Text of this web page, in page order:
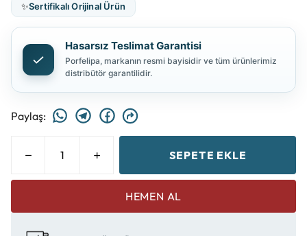
✨Sertifikalı Orijinal Ürün
Hasarsız Teslimat Garantisi
Porfelipa, markanın resmi bayisidir ve tüm ürünlerimiz
distribütör garantilidir.
Paylaş:
SEPETE EKLE
HEMEN AL